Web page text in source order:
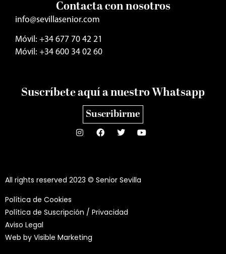
Contacta con nosotros
info@sevillasenior.com
Móvil: +34 677 70 42 21
Móvil: +34 600 34 02 60
Suscríbete aquí a nuestro Whatsapp
Suscribirme
All rights reserved 2023 © Senior Sevilla
Política de Cookies
Política de Suscripción / Privacidad
Aviso Legal
Web by Visible Marketing